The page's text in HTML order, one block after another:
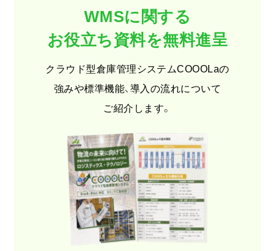
WMSに関する
お役立ち資料を無料進呈
クラウド型倉庫管理システムCOOOLaの
強みや標準機能、導入の流れについて
ご紹介します。